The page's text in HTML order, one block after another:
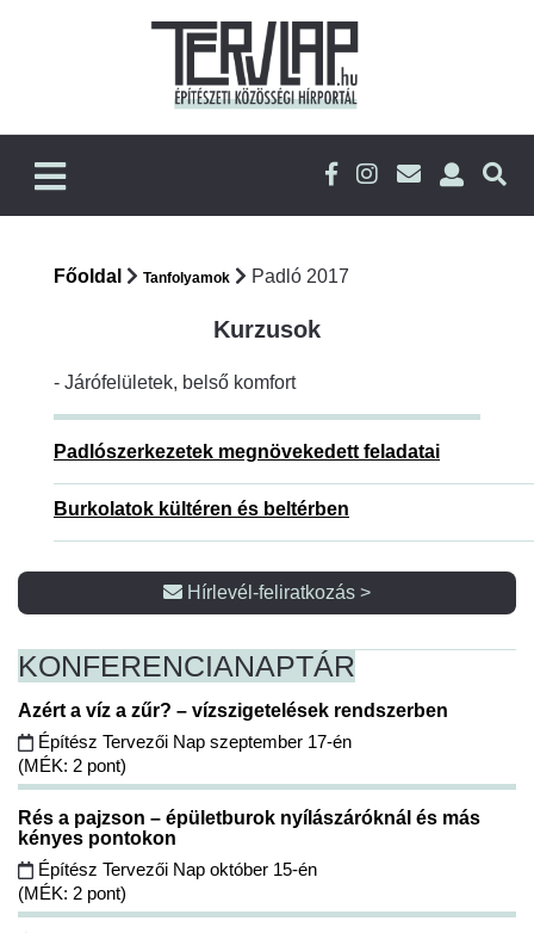
Főoldal Tanfolyamok Padló 2017
Kurzusok
- Járófelületek, belső komfort
Padlószerkezetek megnövekedett feladatai
Burkolatok kültéren és beltérben
Hírlevél-feliratkozás >
KONFERENCIANAPTÁR
Azért a víz a zűr? – vízszigetelések rendszerben
Építész Tervezői Nap szeptember 17-én
(MÉK: 2 pont)
Rés a pajzson – épületburok nyílászáróknál és más
kényes pontokon
Építész Tervezői Nap október 15-én
(MÉK: 2 pont)